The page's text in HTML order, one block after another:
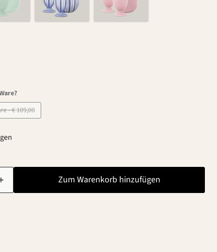
B-Ware - € 109,00
Zum Warenkorb hinzufügen